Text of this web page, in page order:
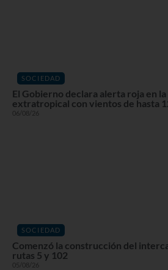
SOCIEDAD
El Gobierno declara alerta roja en
extratropical con vientos de hasta
06/08/26
SOCIEDAD
Comenzó la construcción del
rutas 5 y 102
05/08/26